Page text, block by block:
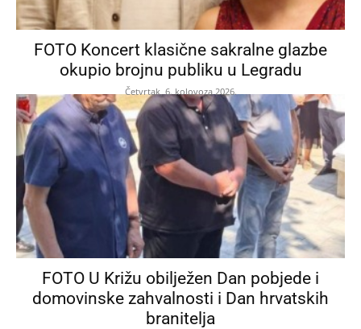
FOTO Koncert klasične sakralne glazbe
okupio brojnu publiku u Legradu
Četvrtak, 6. kolovoza 2026.
FOTO U Križu obilježen Dan pobjede i
domovinske zahvalnosti i Dan hrvatskih
branitelja